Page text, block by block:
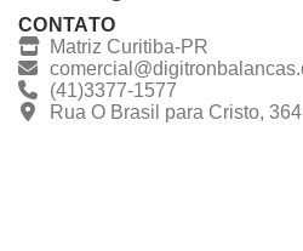
CONTATO
Matriz Curitiba-PR
(41)3377-1577
Rua O Brasil para Cristo,